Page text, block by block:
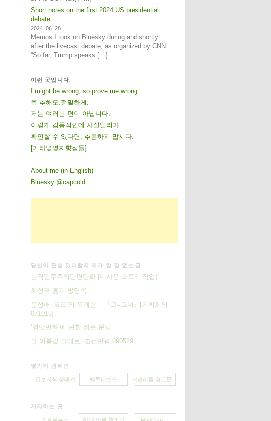
Short notes on the first 2024 US presidential
debate
2024. 06. 28.
Memos I took on Bluesky during and shortly
after the livecast debate, as organized by CNN.
“So far, Trump speaks […]
이런 곳입니다.
I might be wrong, so prove me wrong.
쫌 추해도,정밀하게.
저는 여러분 편이 아닙니다.
이렇게 감동적인데 사실일리가.
확인할 수 있다면, 추론하지 맙시다.
[기 타몇 몇 지 향점 들]
About me (in English)
Bluesky @capcold
당신이 관심 있어할지 제가 알 길 없는 글
본격민주주의단편만화 [미사용 스토리 작업]
최성국 홈피 방명록…
동성애 ‘코드’의 유쾌함 – 『그=그녀』[기획회의
071015]
‘병맛만화’에 관한 짧은 문답
그 이름값 그대로, 조선만평 090529
몇가지 캠페인
진보지식 생태계 백투더소스 저널리즘 경고문
지지하는 곳
슬로우뉴스 2012 언론 총파업 MadCom